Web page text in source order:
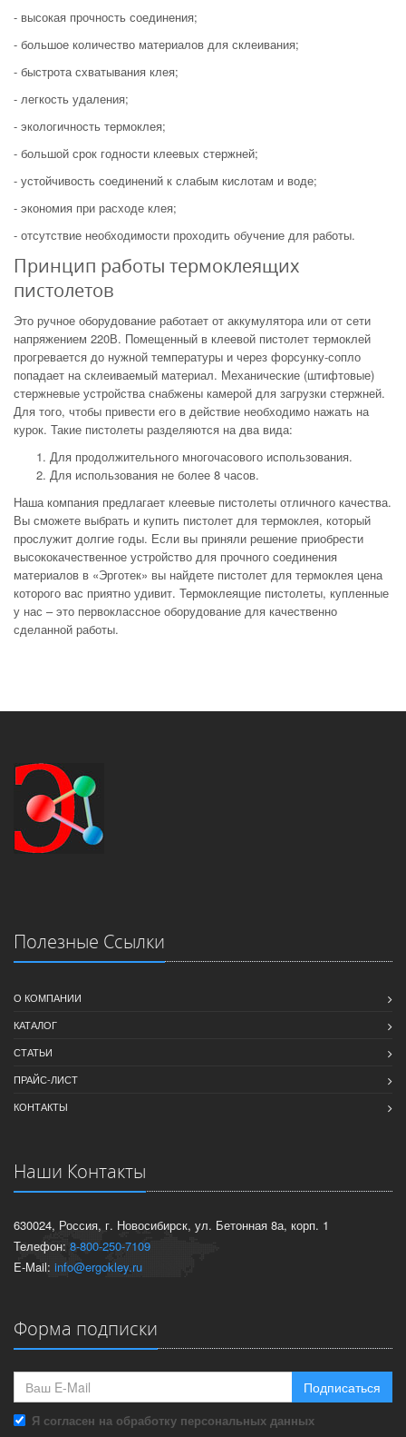
- высокая прочность соединения;
- большое количество материалов для склеивания;
- быстрота схватывания клея;
- легкость удаления;
- экологичность термоклея;
- большой срок годности клеевых стержней;
- устойчивость соединений к слабым кислотам и воде;
- экономия при расходе клея;
- отсутствие необходимости проходить обучение для работы.
Принцип работы термоклеящих
пистолетов
Это ручное оборудование работает от аккумулятора или от сети
напряжением 220В. Помещенный в клеевой пистолет термоклей
прогревается до нужной температуры и через форсунку-сопло
попадает на склеиваемый материал. Механические (штифтовые)
стержневые устройства снабжены камерой для загрузки стержней.
Для того, чтобы привести его в действие необходимо нажать на
курок. Такие пистолеты разделяются на два вида:
Для продолжительного многочасового использования.
Для использования не более 8 часов.
Наша компания предлагает клеевые пистолеты отличного качества.
Вы сможете выбрать и купить пистолет для термоклея, который
прослужит долгие годы. Если вы приняли решение приобрести
высококачественное устройство для прочного соединения
материалов в «Эрготек» вы найдете пистолет для термоклея цена
которого вас приятно удивит. Термоклеящие пистолеты, купленные
у нас – это первоклассное оборудование для качественно
сделанной работы.
Полезные Ссылки
О КОМПАНИИ
КАТАЛОГ
СТАТЬИ
ПРАЙС-ЛИСТ
КОНТАКТЫ
Наши Контакты
630024, Россия, г. Новосибирск, ул. Бетонная 8а, корп. 1
Телефон: 8-800-250-7109
E-Mail: info@ergokley.ru
Форма подписки
Подписаться
Я согласен на обработку персональных данных